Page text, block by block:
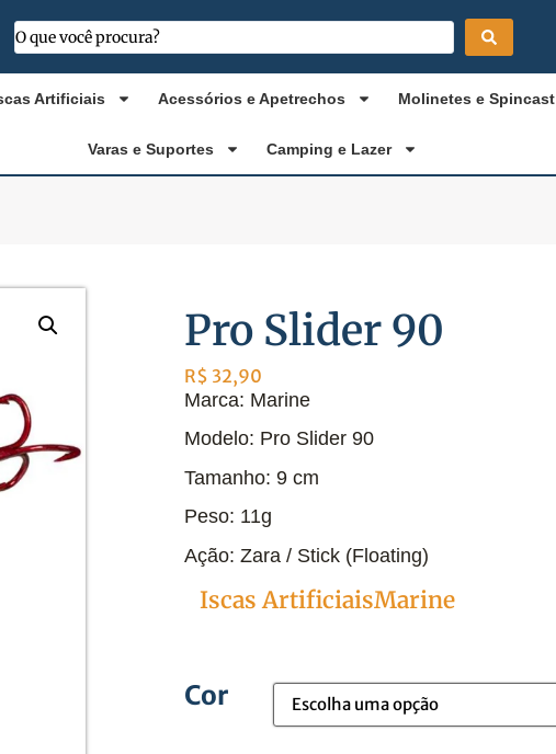
Artificiais Acessórios e Apetrechos Molinetes e Spincast
Varas e Suportes Camping e Lazer
Pro Slider 90
R$ 32,90
Marca: Marine
Modelo: Pro Slider 90
Tamanho: 9 cm
Peso: 11g
Ação: Zara / Stick (Floating)
Iscas ArtificiaisMarine
Cor